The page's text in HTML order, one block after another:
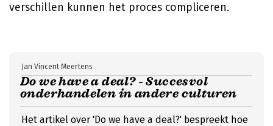
verschillen kunnen het proces compliceren.
Do we have a deal? - Succesvol
onderhandelen in andere culturen
Jan Vincent Meertens
Het artikel over 'Do we have a deal?' bespreekt hoe